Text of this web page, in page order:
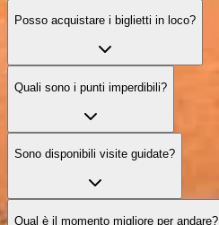
Posso acquistare i biglietti in loco?
Quali sono i punti imperdibili?
Sono disponibili visite guidate?
Qual è il momento migliore per andare?